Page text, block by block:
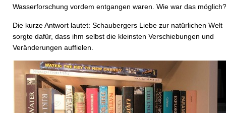
Wasserforschung vordem entgangen waren. Wie war das möglich?
Die kurze Antwort lautet: Schaubergers Liebe zur natürlichen Welt
sorgte dafür, dass ihm selbst die kleinsten Verschiebungen und
Veränderungen auffielen.